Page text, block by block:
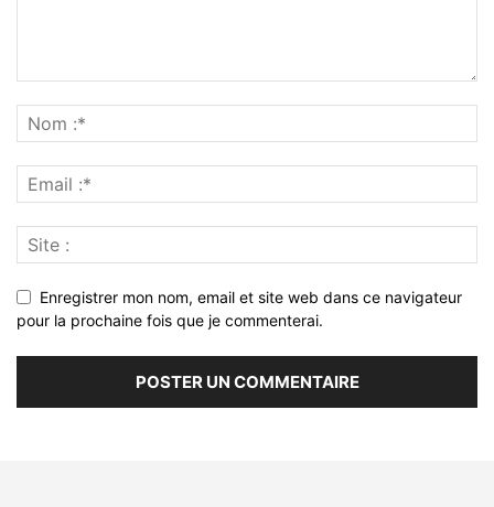
Enregistrer mon nom, email et site web dans ce navigateur
pour la prochaine fois que je commenterai.